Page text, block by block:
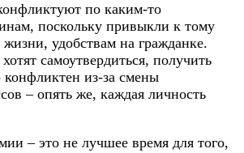
по каким-то
поскольку привыкли к тому
удобствам на гражданке.
самоутвердиться, получить
конфликтен из-за смены
– опять же, каждая личность
– это не лучшее время для того,